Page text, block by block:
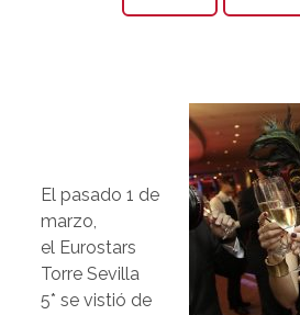
El pasado 1 de
marzo,
el Eurostars
Torre Sevilla
5* se vistió de